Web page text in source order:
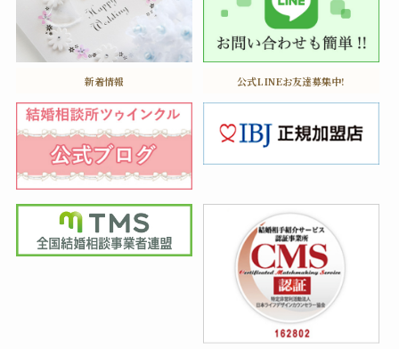
新着情報 公式LINEお友達募集中!